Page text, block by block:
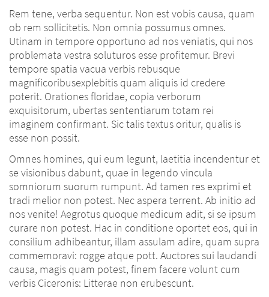
Rem tene, verba sequentur. Non est vobis causa, quam
ob rem sollicitetis. Non omnia possumus omnes.
Utinam in tempore opportuno ad nos veniatis, qui nos
problemata vestra soluturos esse profitemur. Brevi
tempore spatia vacua verbis rebusque
magnificoribusexplebitis quam aliquis id credere
poterit. Orationes floridae, copia verborum
exquisitorum, ubertas sententiarum totam rei
imaginem confirmant. Sic talis textus oritur, qualis is
esse non possit.
Omnes homines, qui eum legunt, laetitia incendentur et
se visionibus dabunt, quae in legendo vincula
somniorum suorum rumpunt. Ad tamen res exprimi et
tradi melior non potest. Nec aspera terrent. Ab initio ad
nos venite! Aegrotus quoque medicum adit, si se ipsum
curare non potest. Hac in conditione oportet eos, qui in
consilium adhibeantur, illam assulam adire, quam supra
commemoravi: rogge atque pott. Auctores sui laudandi
causa, magis quam potest, finem facere volunt cum
verbis Ciceronis: Litterae non erubescunt.